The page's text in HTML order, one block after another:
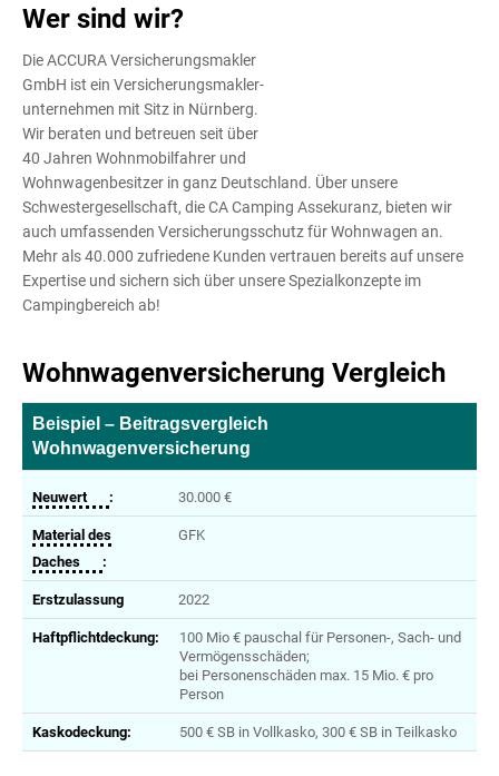
Wer sind wir?
Die ACCURA Versicherungsmakler
GmbH ist ein Versicherungsmakler­
unternehmen mit Sitz in Nürnberg.
Wir beraten und betreuen seit über
40 Jahren Wohnmobilfahrer und
Wohnwagenbesitzer in ganz Deutschland. Über unsere
Schwestergesellschaft, die CA Camping Assekuranz, bieten wir
auch umfassenden Versicherungsschutz für Wohnwagen an.
Mehr als 40.000 zufriedene Kunden vertrauen bereits auf unsere
Expertise und sichern sich über unsere Spezialkonzepte im
Campingbereich ab!
Wohnwagenversicherung Vergleich
Beispiel – Beitragsvergleich
Wohnwagenversicherung
Neuwert : 30.000 €
Material des
Daches
:
GFK
Erstzulassung 2022
Haftpflichtdeckung:
100 Mio € pauschal für Personen-, Sach- und
Vermögensschäden;
bei Personenschäden max. 15 Mio. € pro
Person
Kaskodeckung: 500 € SB in Vollkasko, 300 € SB in Teilkasko